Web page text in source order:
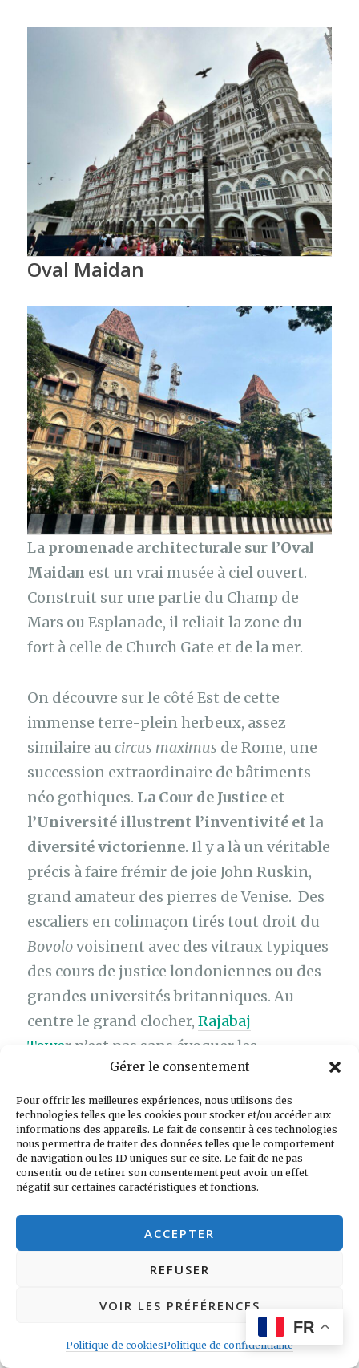
Gérer le consentement
Pour offrir les meilleures expériences, nous utilisons des
technologies telles que les cookies pour stocker et/ou accéder aux
informations des appareils. Le fait de consentir à ces technologies
nous permettra de traiter des données telles que le comportement
de navigation ou les ID uniques sur ce site. Le fait de ne pas
consentir ou de retirer son consentement peut avoir un effet
négatif sur certaines caractéristiques et fonctions.
ACCEPTER
REFUSER
VOIR LES PRÉFÉRENCES
Politique de cookiesPolitique de confidentialité
Oval Maidan
La promenade architecturale sur l’Oval
Maidan est un vrai musée à ciel ouvert.
Construit sur une partie du Champ de
Mars ou Esplanade, il reliait la zone du
fort à celle de Church Gate et de la mer.
On découvre sur le côté Est de cette
immense terre-plein herbeux, assez
similaire aucircus maximus de Rome, une
succession extraordinaire de bâtiments
néo gothiques. La Cour de Justice et
l’Université illustrent l’inventivité et la
diversité victorienne. Il y a là un véritable
précis à faire frémir de joie John Ruskin,
grand amateur des pierres de Venise. Des
escaliers en colimaçon tirés tout droit du
Bovolovoisinent avec des vitraux typiques
des cours de justice londoniennes ou des
grandes universités britanniques. Au
centre le grand clocher,Rajabaj
Tower n’est pas sans évoquer les
campaniles italiens ou les clochers
gothiques de nos contrées..
L’homogénéité de ces bâtiments publics
victoriens explique leurclassement au
patrimoine mondial de l’Unesco.
FR